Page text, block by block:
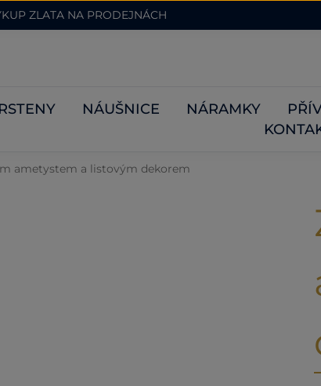
ZLATA NA PRODEJNÁCH
NÁUŠNICE NÁRAMKY
ametystem a listovým dekorem